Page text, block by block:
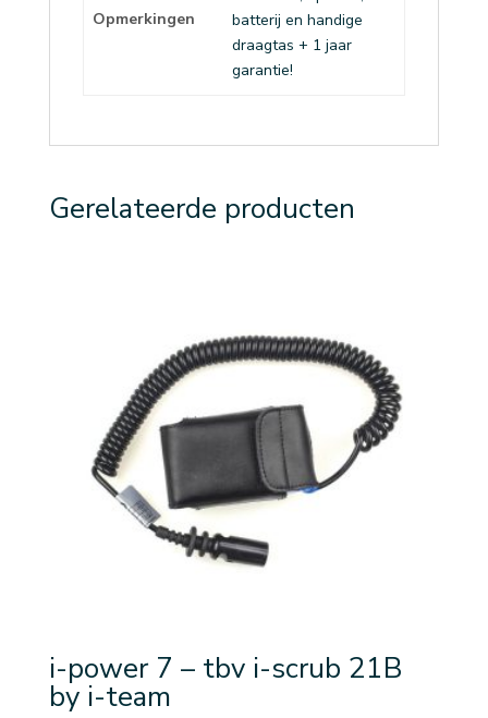
Opmerkingen
batterij en handige
draagtas + 1 jaar
garantie!
Gerelateerde producten
i-power 7 – tbv i-scrub 21B
by i-team